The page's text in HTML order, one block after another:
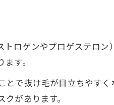
を強化
見直そう
ロゲンやプロゲステロン
す。
で抜け毛が目立ちやす
があります。